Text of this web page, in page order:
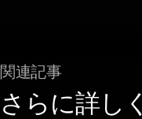
関連記事
さらに詳しく